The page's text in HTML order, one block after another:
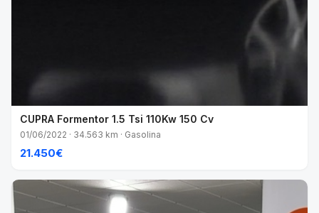
CUPRA Formentor 1.5 Tsi 110Kw 150 Cv
01/06/2022 · 34.563 km · Gasolina
21.450€